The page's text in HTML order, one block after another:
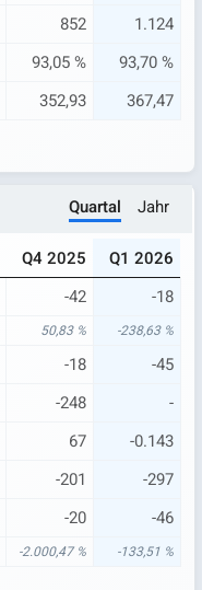
852
1.124
93,05 %
93,70 %
352,93 367,47
Quartal Jahr
Q4 2025
Q1 2026
-42 -18
50,83 % -238,63 %
-18
-45
-248
-
67
-0.143
-201
-297
-20 -46
-2.000,47 % -133,51 %